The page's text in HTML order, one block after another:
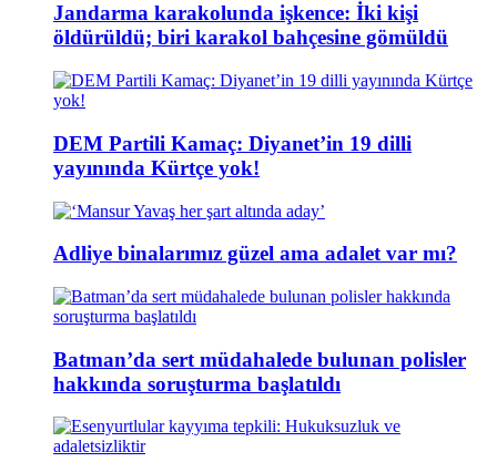
Jandarma karakolunda işkence: İki kişi
öldürüldü; biri karakol bahçesine gömüldü
DEM Partili Kamaç: Diyanet’in 19 dilli
yayınında Kürtçe yok!
Adliye binalarımız güzel ama adalet var mı?
Batman’da sert müdahalede bulunan polisler
hakkında soruşturma başlatıldı